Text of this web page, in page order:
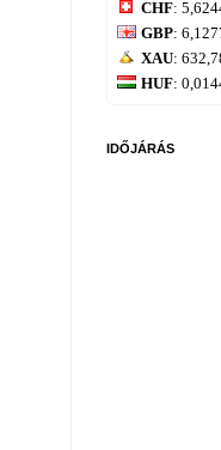
CHF:
GBP:
XAU:
HUF:
IDŐJÁRÁS